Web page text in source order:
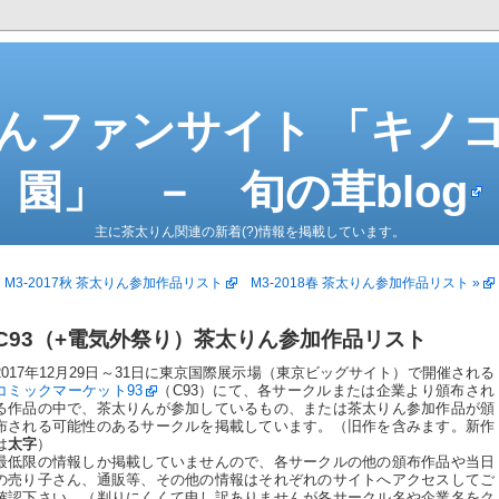
ファンサイト 「キノ
園」 － 旬の茸blog
主に茶太りん関連の新着(?)情報を掲載しています。
M3-2017秋 茶太りん参加作品リスト M3-2018春 茶太りん参加作品リスト »
（+電気外祭り）茶太りん参加作品リスト
年12月29日～31日に東京国際展示場（東京ビッグサイト）で開催される
ミックマーケット93
（C93）にて、各サークルまたは企業より頒布され
作品の中で、茶太りんが参加しているもの、または茶太りん参加作品が頒
される可能性のあるサークルを掲載しています。（旧作を含みます。新作
太字）
低限の情報しか掲載していませんので、各サークルの他の頒布作品や当日
売り子さん、通販等、その他の情報はそれぞれのサイトへアクセスしてご